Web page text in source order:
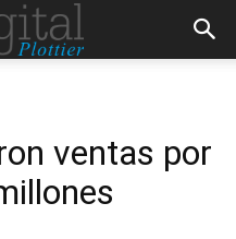
ventas por